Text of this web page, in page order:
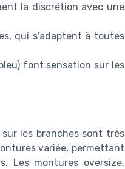
la discrétion avec une
qui s’adaptent à toutes
font sensation sur les
les branches sont très
variée, permettant
Les montures oversize,